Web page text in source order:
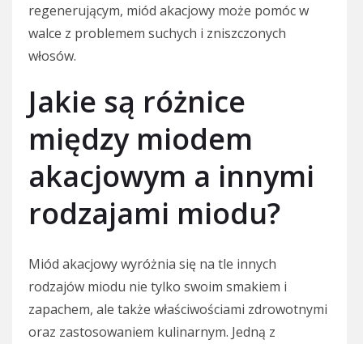
regenerującym, miód akacjowy może pomóc w
walce z problemem suchych i zniszczonych
włosów.
Jakie są różnice
między miodem
akacjowym a innymi
rodzajami miodu?
Miód akacjowy wyróżnia się na tle innych
rodzajów miodu nie tylko swoim smakiem i
zapachem, ale także właściwościami zdrowotnymi
oraz zastosowaniem kulinarnym. Jedną z